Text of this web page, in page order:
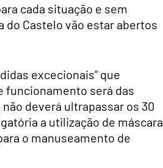
cada situação e sem
Castelo vão estar abertos
excecionais” que
funcionamento será das
deverá ultrapassar os 30
a utilização de máscara
o manuseamento de